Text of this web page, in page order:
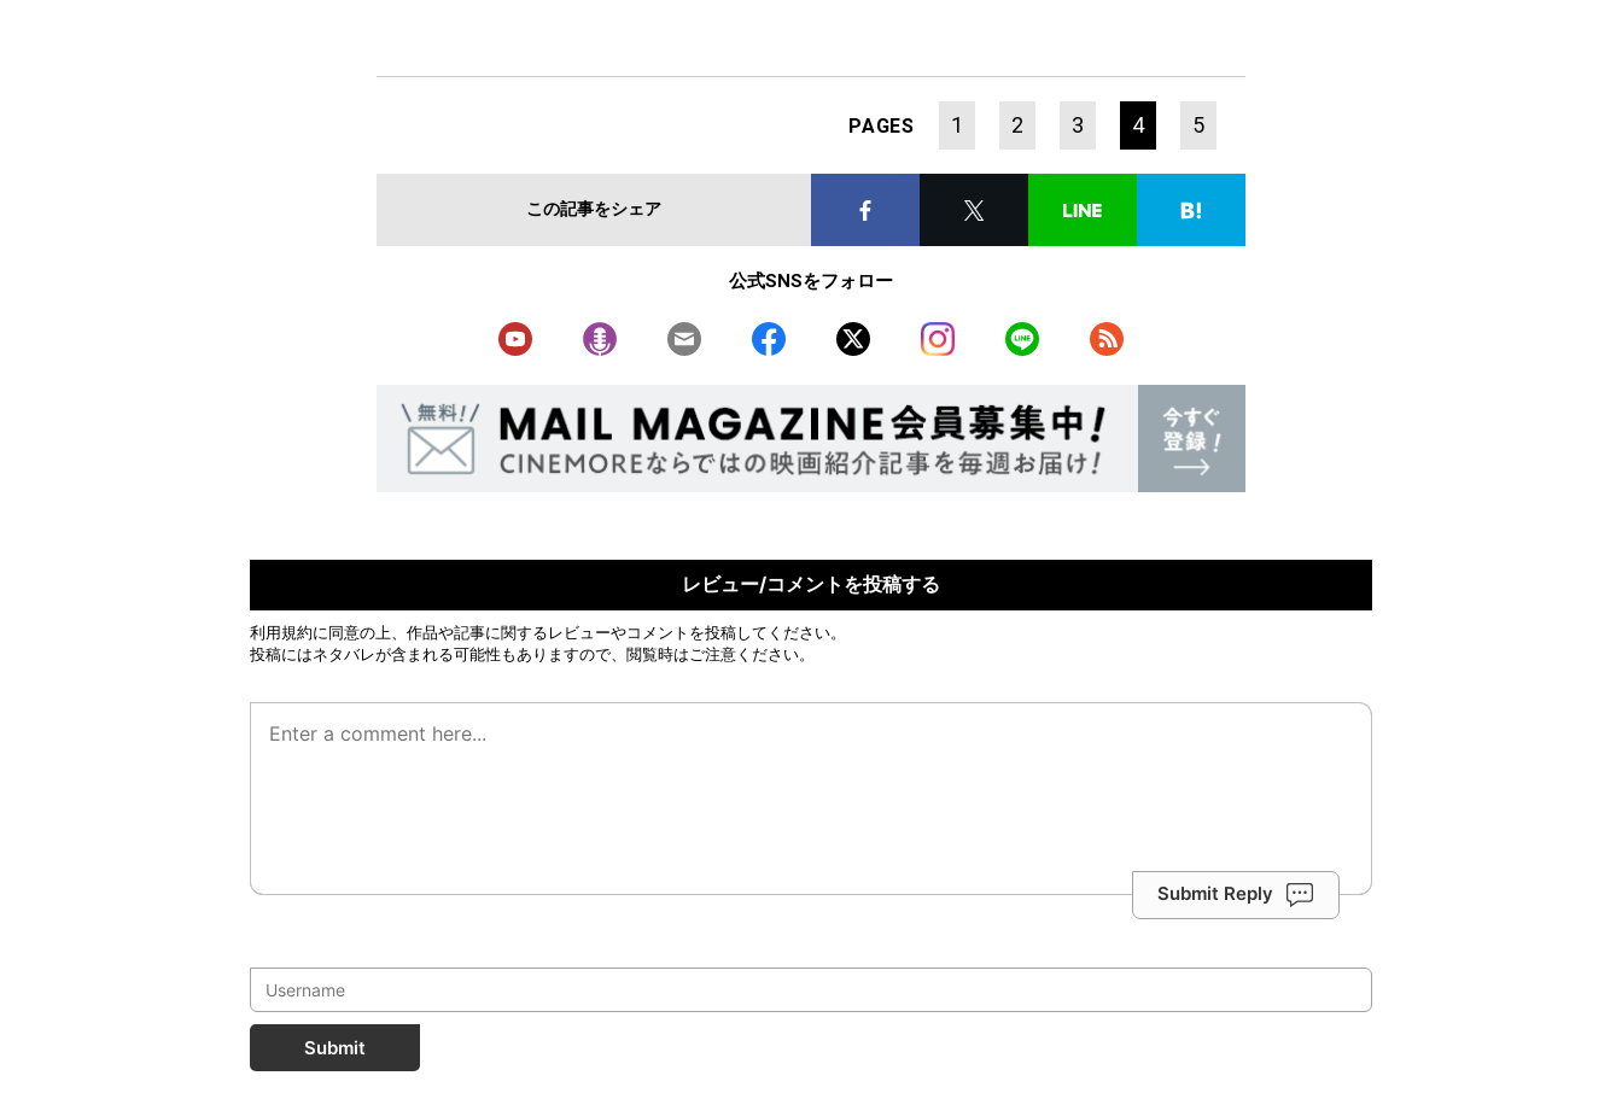
PAGES 1 2 3 4 5
この記事をシェア
公式SNSをフォロー
レビュー/コメントを投稿する
利用規約に同意の上、作品や記事に関するレビューやコメントを投稿してください。
投稿にはネタバレが含まれる可能性もありますので、閲覧時はご注意ください。
Submit Reply
Submit